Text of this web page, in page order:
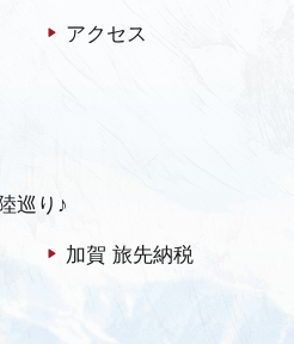
アクセス
巡り♪
加賀 旅先納税